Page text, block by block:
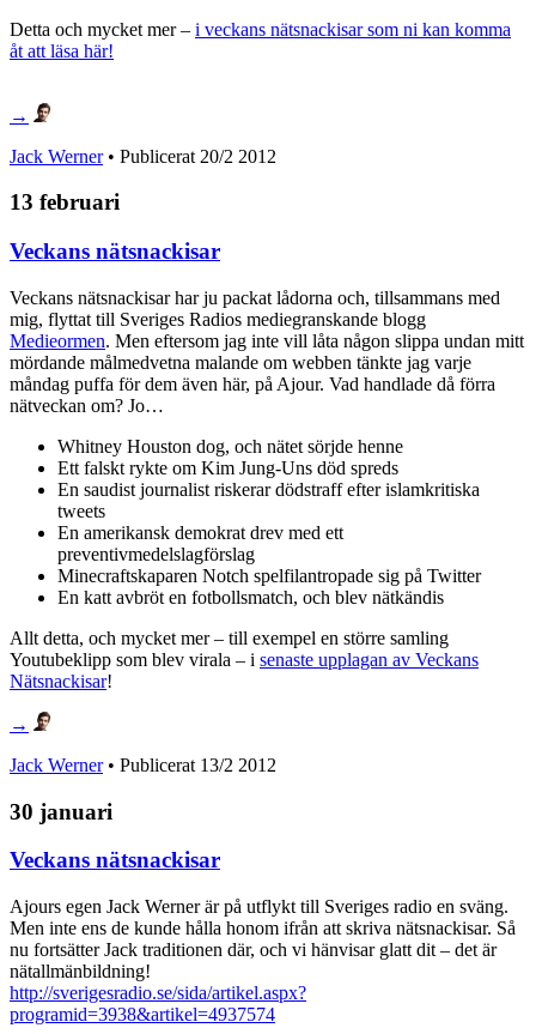
Detta och mycket mer – i veckans nätsnackisar som ni kan komma
åt att läsa här!
→
Jack Werner• Publicerat 20/2 2012
13 februari
Veckans nätsnackisar
Veckans nätsnackisar har ju packat lådorna och, tillsammans med
mig, flyttat till Sveriges Radios mediegranskande blogg
Medieormen. Men eftersom jag inte vill låta någon slippa undan mitt
mördande målmedvetna malande om webben tänkte jag varje
måndag puffa för dem även här, på Ajour. Vad handlade då förra
nätveckan om? Jo…
Whitney Houston dog, och nätet sörjde henne
Ett falskt rykte om Kim Jung-Uns död spreds
En saudist journalist riskerar dödstraff efter islamkritiska
tweets
En amerikansk demokrat drev med ett
preventivmedelslagförslag
Minecraftskaparen Notch spelfilantropade sig på Twitter
En katt avbröt en fotbollsmatch, och blev nätkändis
Allt detta, och mycket mer – till exempel en större samling
Youtubeklipp som blev virala – i senaste upplagan av Veckans
Nätsnackisar!
→
Jack Werner• Publicerat 13/2 2012
30 januari
Veckans nätsnackisar
Ajours egen Jack Werner är på utflykt till Sveriges radio en sväng.
Men inte ens de kunde hålla honom ifrån att skriva nätsnackisar. Så
nu fortsätter Jack traditionen där, och vi hänvisar glatt dit – det är
nätallmänbildning!
http://sverigesradio.se/sida/artikel.aspx?
programid=3938&artikel=4937574